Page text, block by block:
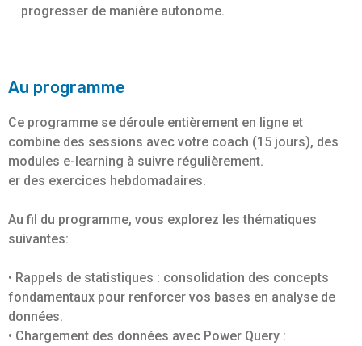
progresser de manière autonome.
Au programme
Ce programme se déroule entièrement en ligne et
combine des sessions avec votre coach (15 jours), des
modules e-learning à suivre régulièrement.
er des exercices hebdomadaires.
Au fil du programme, vous explorez les thématiques
suivantes:
• Rappels de statistiques : consolidation des concepts
fondamentaux pour renforcer vos bases en analyse de
données.
• Chargement des données avec Power Query :